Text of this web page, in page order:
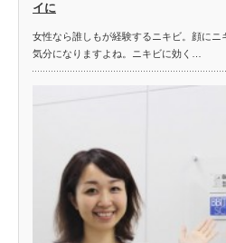
イに
女性なら誰しもが経験するニキビ。顔にニ
気分になりますよね。ニキビに効く…